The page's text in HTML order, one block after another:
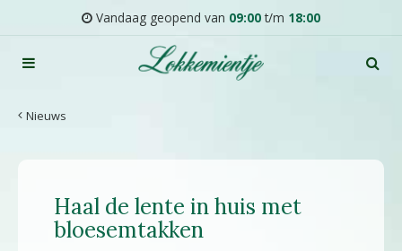
Nieuws
Vandaag geopend van 09:00t/m 18:00
Haal de lente in huis met
bloesemtakken